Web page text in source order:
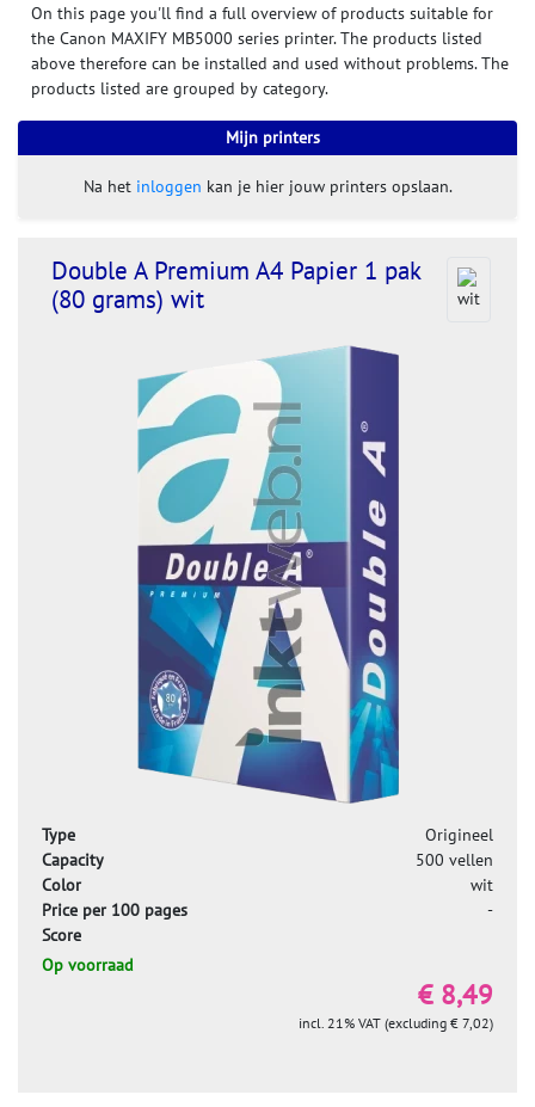
On this page you'll find a full overview of products suitable for
the Canon MAXIFY MB5000 series printer. The products listed
above therefore can be installed and used without problems. The
products listed are grouped by category.
Mijn printers
Na het inloggen kan je hier jouw printers opslaan.
Double A Premium A4 Papier 1 pak
(80 grams) wit
Type
Origineel
Capacity
500 vellen
Color
wit
Price per 100 pages
-
Score
Op voorraad
€ 8,49
incl. 21% VAT (excluding € 7,02)